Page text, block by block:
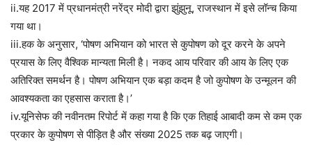
ii.यह 2017 में प्रधानमंत्री नरेंद्र मोदी द्वारा झुंझुनू, राजस्थान में इसे लॉन्च किया
गया था।
iii.हक के अनुसार, ‘पोषण अभियान को भारत से कुपोषण को दूर करने के अपने
प्रयास के लिए वैश्विक मान्यता मिली है। नकद आय परिवार की आय के लिए एक
अतिरिक्त समर्थन है। पोषण अभियान एक बड़ा कदम है जो कुपोषण के उन्मूलन की
आवश्यकता का एहसास कराता है।’
iv.यूनिसेफ की नवीनतम रिपोर्ट में कहा गया है कि एक तिहाई आबादी कम से कम एक
प्रकार के कुपोषण से पीड़ित है और संख्या 2025 तक बढ़ जाएगी।